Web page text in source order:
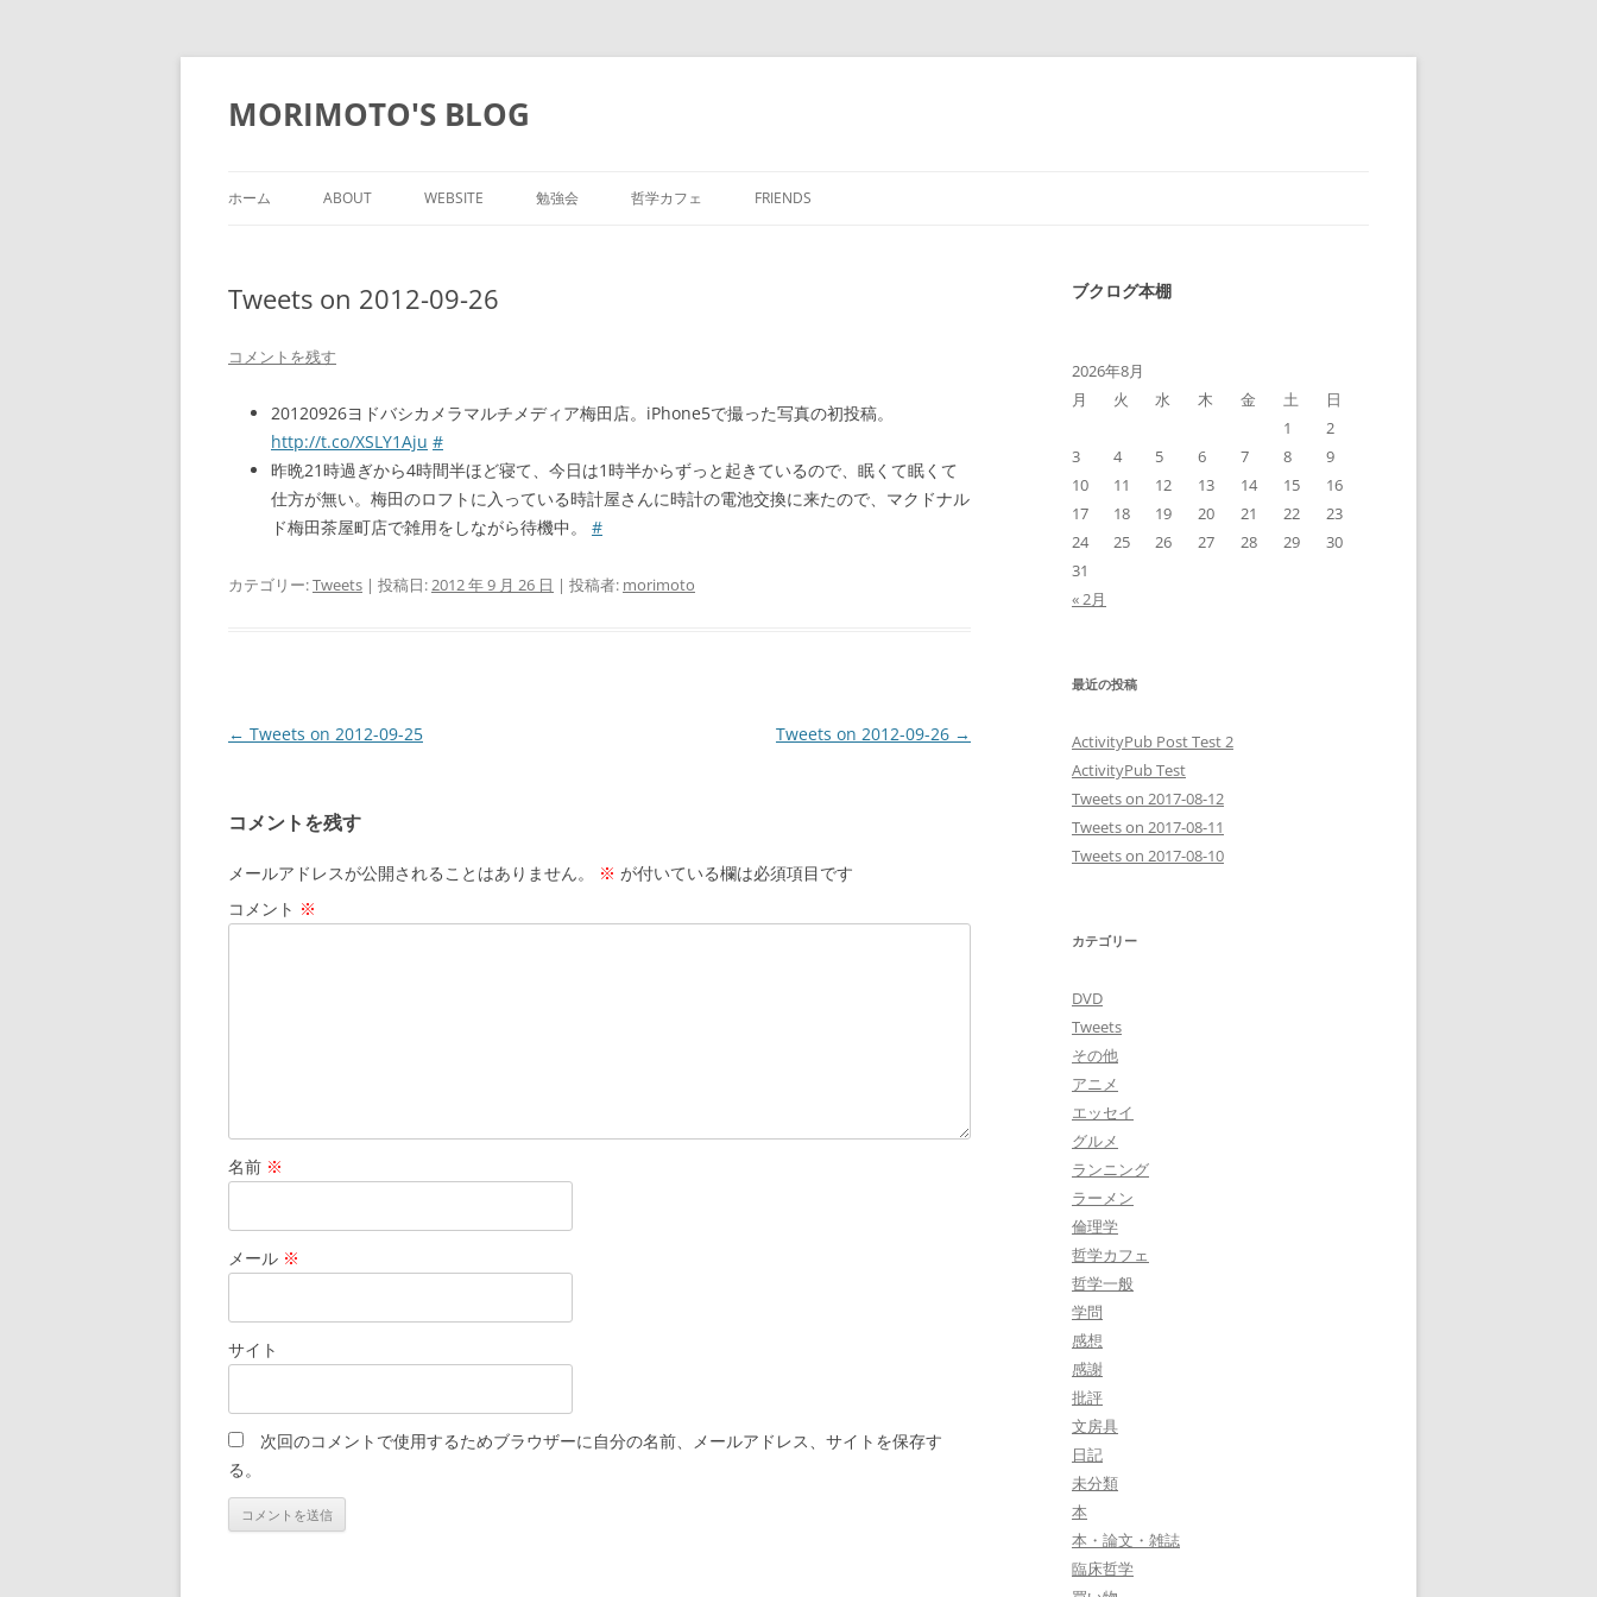
コ
ン
ツ
ッ
MORIMOTO'S BLOG
ホーム ABOUT WEBSITE 勉強会 哲学カフェ FRIENDS
Tweets on 2012-09-26
コメントを残す
20120926ヨドバシカメラマルチメディア梅田店。iPhone5で撮った写真の初投稿。
http://t.co/XSLY1Aju #
昨晩21時過ぎから4時間半ほど寝て、今日は1時半からずっと起きているので、眠くて眠くて
仕方が無い。梅田のロフトに入っている時計屋さんに時計の電池交換に来たので、マクドナル
ド梅田茶屋町店で雑用をしながら待機中。 #
カテゴリー:Tweets | 投稿日:2012 年 9 月 26 日 | 投稿者: morimoto
投
ビ
ゲ
ー
シ
← Tweets on 2012-09-25 Tweets on 2012-09-26 →
コメントを残す
メールアドレスが公開されることはありません。 ※ が付いている欄は必須項目です
コメント ※
名前 ※
メール ※
サイト
次回のコメントで使用するためブラウザーに自分の名前、メールアドレス、サイトを保存す
る。
ブクログ本棚
2026年8月
月
火 水 木 金 土
日
1
2
3
4 5 6 7 8
9
10
11 12 13 14 15
16
17
18 19 20 21 22
23
24
25 26 27 28 29
30
31
« 2月
最近の投稿
ActivityPub Post Test 2
ActivityPub Test
Tweets on 2017-08-12
Tweets on 2017-08-11
Tweets on 2017-08-10
カテゴリー
DVD
Tweets
その他
アニメ
エッセイ
グルメ
ランニング
ラーメン
倫理学
哲学カフェ
哲学一般
学問
感想
感謝
批評
文房具
日記
未分類
本
本・論文・雑誌
臨床哲学